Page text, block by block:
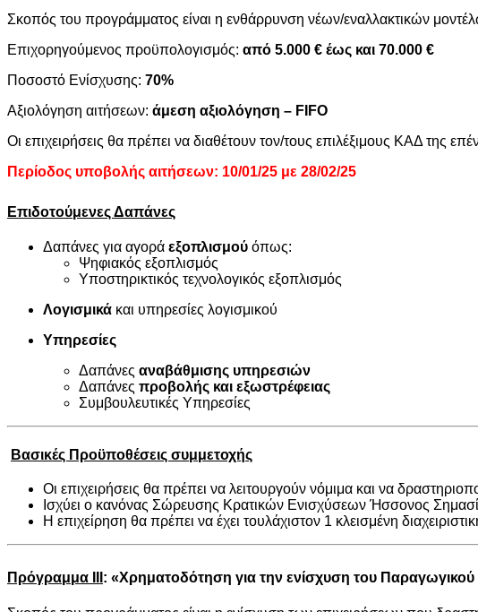
Σκοπός του προγράμματος είναι η ενθάρρυνση νέων/εναλλακτικών
Επιχορηγούμενος προϋπολογισμός: από 5.000 € έως και 70.000 €
Ποσοστό Ενίσχυσης: 70%
Αξιολόγηση αιτήσεων: άμεση αξιολόγηση – FIFO
Οι επιχειρήσεις θα πρέπει να διαθέτουν τον/τους επιλέξιμους ΚΑΔ της
Περίοδος υποβολής αιτήσεων: 10/01/25 με 28/02/25
Επιδοτούμενες Δαπάνες
Δαπάνες για αγορά εξοπλισμού όπως:
Ψηφιακός εξοπλισμός
Υποστηρικτικός τεχνολογικός εξοπλισμός
Λογισμικά και υπηρεσίες λογισμικού
Υπηρεσίες
Δαπάνες αναβάθμισης υπηρεσιών
Δαπάνες προβολής και εξωστρέφειας
Συμβουλευτικές Υπηρεσίες
Βασικές Προϋποθέσεις συμμετοχής
Οι επιχειρήσεις θα πρέπει να λειτουργούν νόμιμα και να
Ισχύει ο κανόνας Σώρευσης Κρατικών Ενισχύσεων Ήσσονος
Η επιχείρηση θα πρέπει να έχει τουλάχιστον 1 κλεισμένη
Πρόγραμμα IΙΙ : «Χρηματοδότηση για την ενίσχυση του